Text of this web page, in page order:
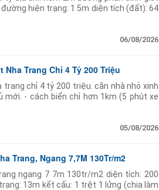
hiện trạng: 1 5m diện tích (đất): 64
06/08/2026
Trang Chỉ 4 Tỷ 200 Triệu
chỉ 4 tỷ 200 triệu. căn nhà nhỏ xinh
- cách biển chỉ hơn 1km (5 phút xe
05/08/2026
Trang, Ngang 7,7M 130Tr/m2
ngang 7 7m 130tr/m2 diện tích: 200
13m kết cấu: 1 trệt 1 lửng (chia làm